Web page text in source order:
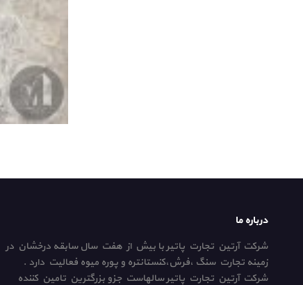
درباره ما
شرکت آرتین تجارت پاتیر با بیش از هفت سال سابقه درخشان در
زمینه تجارت سنگ ،فرش،کنستانتره و پوره میوه فعالیت دارد .
شرکت آرتین تجارت پاتیر سالهاست جزو بزرگترین تامین کننده